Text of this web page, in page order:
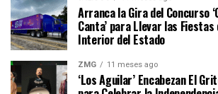
Arranca la Gira del Concurso
Canta’ para Llevar las
Interior del Estado
ZMG 11 meses ago
‘Los Aguilar’ Encabezan El